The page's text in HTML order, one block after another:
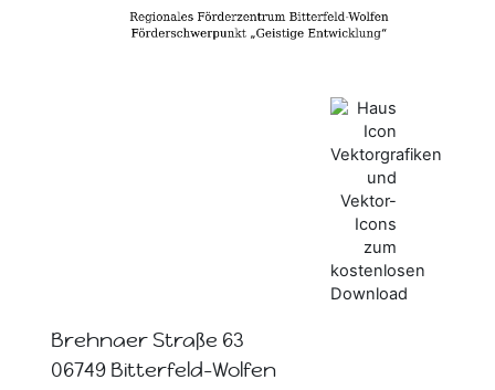
Brehnaer Straße 63
06749 Bitterfeld-Wolfen